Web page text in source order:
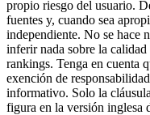
propio riesgo del usuario.
fuentes y, cuando sea
independiente. No se hace
inferir nada sobre la
rankings. Tenga en cuenta
exención de
informativo. Solo la
figura en la versión inglesa